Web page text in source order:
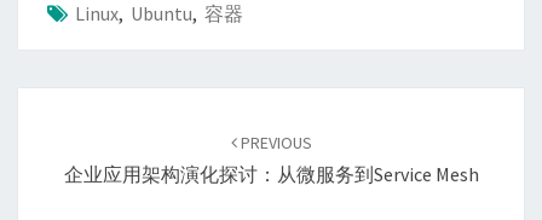
Linux, Ubuntu, 容器
PREVIOUS
企业应用架构演化探讨：从微服务到Service Mesh